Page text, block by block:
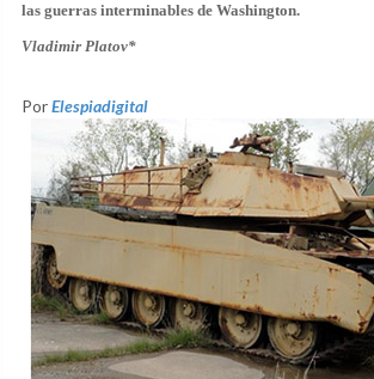
las guerras interminables de Washington.
Vladimir Platov*
PorElespiadigital